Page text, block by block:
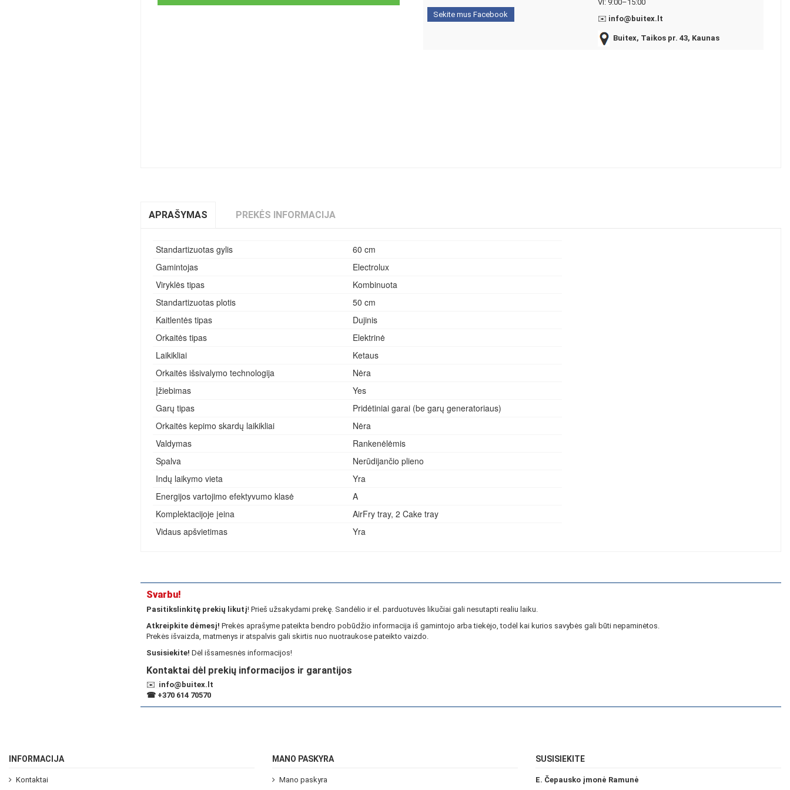
Sekite mus Facebook
VI: 9:00–15:00
✉️ info@buitex.lt
Buitex, Taikos pr. 43, Kaunas
APRAŠYMAS PREKĖS INFORMACIJA
Standartizuotas gylis
60 cm
Gamintojas
Electrolux
Viryklės tipas
Kombinuota
Standartizuotas plotis
50 cm
Kaitlentės tipas
Dujinis
Orkaitės tipas
Elektrinė
Laikikliai
Ketaus
Orkaitės išsivalymo technologija
Nėra
Įžiebimas
Yes
Garų tipas
Pridėtiniai garai (be garų generatoriaus)
Orkaitės kepimo skardų laikikliai
Nėra
Valdymas
Rankenėlėmis
Spalva
Nerūdijančio plieno
Indų laikymo vieta
Yra
Energijos vartojimo efektyvumo klasė
A
Komplektacijoje įeina
AirFry tray, 2 Cake tray
Vidaus apšvietimas
Yra
Svarbu!
Pasitikslinkitę prekių likutį! Prieš užsakydami prekę. Sandėlio ir el. parduotuvės likučiai gali nesutapti realiu laiku.
Atkreipkite dėmesį! Prekės aprašyme pateikta bendro pobūdžio informacija iš gamintojo arba tiekėjo, todėl kai kurios savybės gali būti nepaminėtos.
Prekės išvaizda, matmenys ir atspalvis gali skirtis nuo nuotraukose pateikto vaizdo.
Susisiekite! Dėl išsamesnės informacijos!
Kontaktai dėl prekių informacijos ir garantijos
✉️ info@buitex.lt
☎ +370 614 70570
INFORMACIJA
Kontaktai
MANO PASKYRA
Mano paskyra
SUSISIEKITE
E. Čepausko įmonė Ramunė